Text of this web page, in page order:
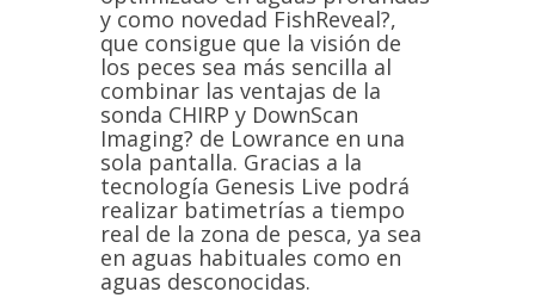
y como novedad FishReveal?,
que consigue que la visión de
los peces sea más sencilla al
combinar las ventajas de la
sonda CHIRP y DownScan
Imaging? de Lowrance en una
sola pantalla. Gracias a la
tecnología Genesis Live podrá
realizar batimetrías a tiempo
real de la zona de pesca, ya sea
en aguas habituales como en
aguas desconocidas.